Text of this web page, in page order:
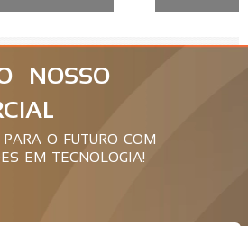
NOSSO
O FUTURO COM
EM TECNOLOGIA!